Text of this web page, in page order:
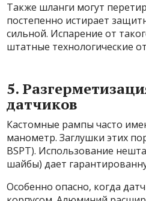
Также шланги могут
постепенно истирает
сильной. Испарение от
штатные технологические
5.
датчиков
Кастомные рампы часто
манометр. Заглушки этих
BSPT). Использование
шайбы) дает
Особенно опасно, когда